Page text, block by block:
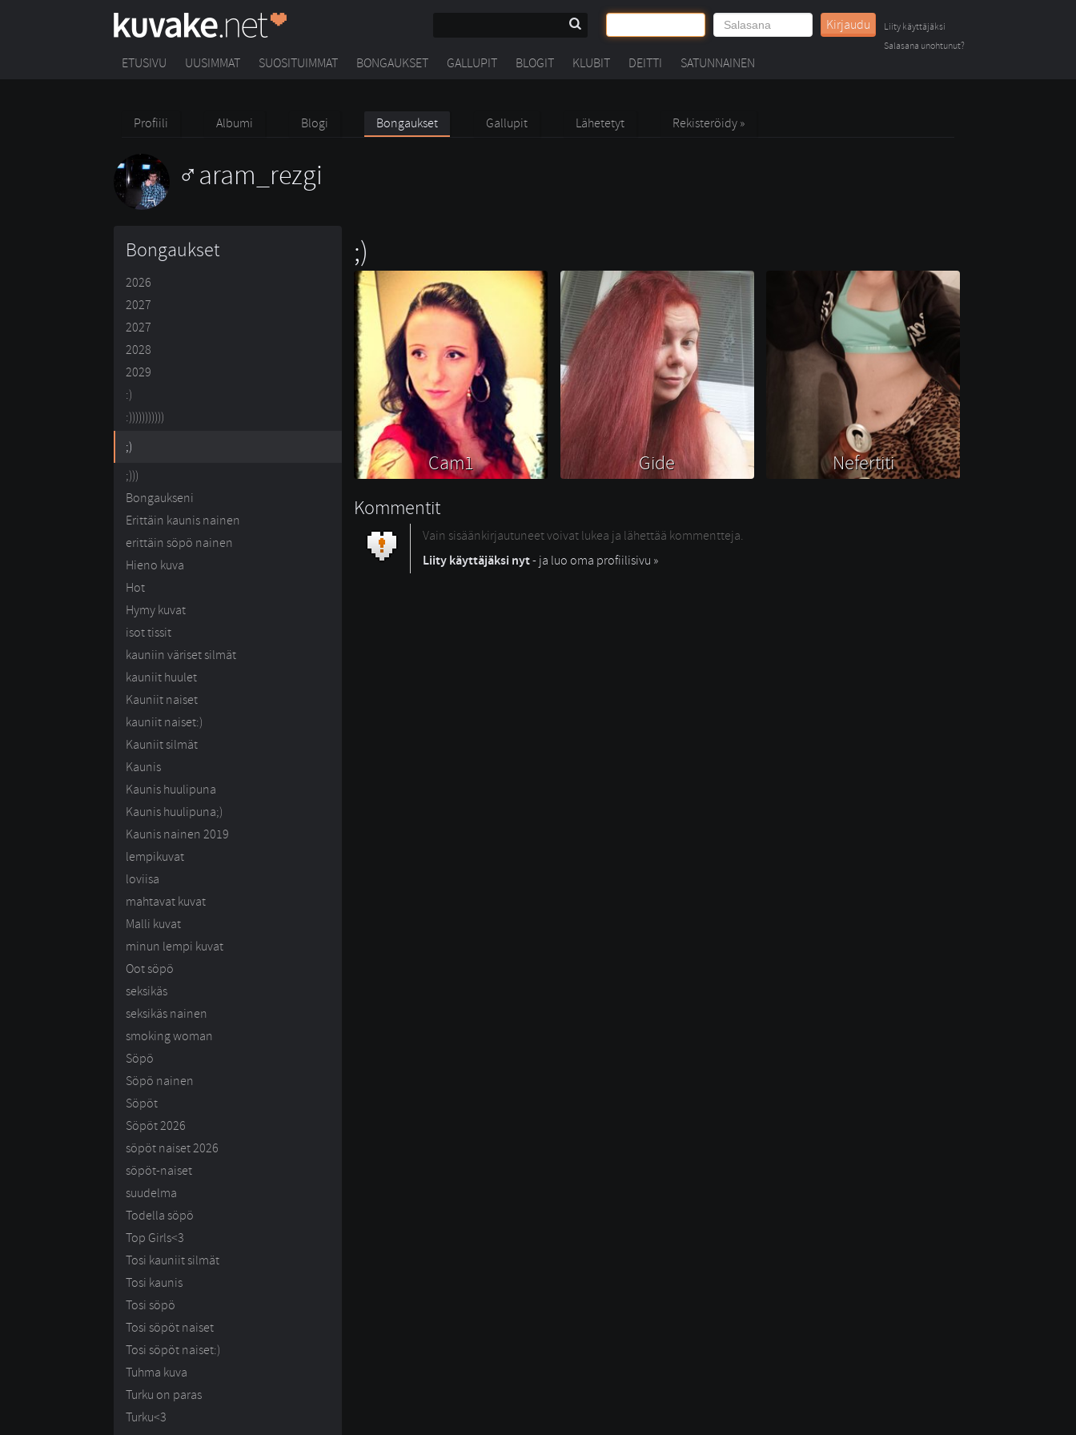
Kirjaudu
Liity käyttäjäksi
Salasana unohtunut?
ETUSIVU UUSIMMAT SUOSITUIMMAT BONGAUKSET GALLUPIT BLOGIT KLUBIT DEITTI SATUNNAINEN
Profiili Albumi Blogi Bongaukset Gallupit Lähetetyt Rekisteröidy »
aram_rezgi
Bongaukset
2026
2027
2027
2028
2029
:)
:)))))))))))
;)
;)))
Bongaukseni
Erittäin kaunis nainen
erittäin söpö nainen
Hieno kuva
Hot
Hymy kuvat
isot tissit
kauniin väriset silmät
kauniit huulet
Kauniit naiset
kauniit naiset:)
Kauniit silmät
Kaunis
Kaunis huulipuna
Kaunis huulipuna;)
Kaunis nainen 2019
lempikuvat
loviisa
mahtavat kuvat
Malli kuvat
minun lempi kuvat
Oot söpö
seksikäs
seksikäs nainen
smoking woman
Söpö
Söpö nainen
Söpöt
Söpöt 2026
söpöt naiset 2026
söpöt-naiset
suudelma
Todella söpö
Top Girls<3
Tosi kauniit silmät
Tosi kaunis
Tosi söpö
Tosi söpöt naiset
Tosi söpöt naiset:)
Tuhma kuva
Turku on paras
Turku<3
;)
Cam1 Gide
Nefertiti
Kommentit
Vain sisäänkirjautuneet voivat lukea ja lähettää kommentteja.
Liity käyttäjäksi nyt- ja luo oma profiilisivu »